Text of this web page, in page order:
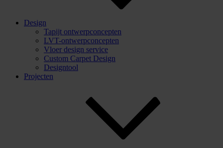
Design
Tapijt ontwerpconcepten
LVT-ontwerpconcepten
Vloer design service
Custom Carpet Design
Designtool
Projecten